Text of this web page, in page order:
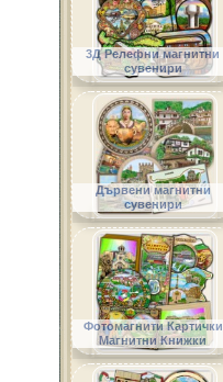
3Д Релефни магнитни
сувенири
Дървени магнитни
сувенири
Фотомагнити Картички
Магнитни Книжки